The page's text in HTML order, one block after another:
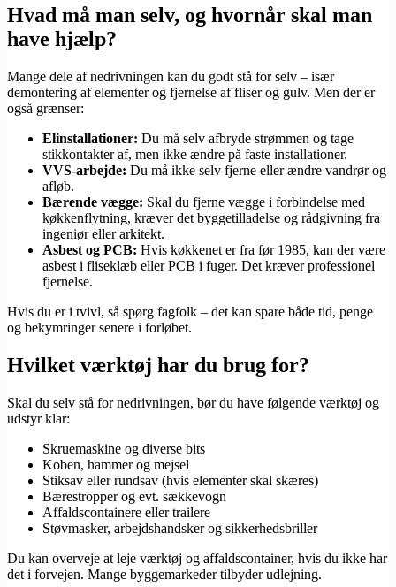
Hvad må man selv, og hvornår skal man
have hjælp?
Mange dele af nedrivningen kan du godt stå for selv – især
demontering af elementer og fjernelse af fliser og gulv. Men der er
også grænser:
Elinstallationer: Du må selv afbryde strømmen og tage
stikkontakter af, men ikke ændre på faste installationer.
VVS-arbejde: Du må ikke selv fjerne eller ændre vandrør og
afløb.
Bærende vægge: Skal du fjerne vægge i forbindelse med
køkkenflytning, kræver det byggetilladelse og rådgivning fra
ingeniør eller arkitekt.
Asbest og PCB: Hvis køkkenet er fra før 1985, kan der være
asbest i fliseklæb eller PCB i fuger. Det kræver professionel
fjernelse.
Hvis du er i tvivl, så spørg fagfolk – det kan spare både tid, penge
og bekymringer senere i forløbet.
Hvilket værktøj har du brug for?
Skal du selv stå for nedrivningen, bør du have følgende værktøj og
udstyr klar:
Skruemaskine og diverse bits
Koben, hammer og mejsel
Stiksav eller rundsav (hvis elementer skal skæres)
Bærestropper og evt. sækkevogn
Affaldscontainere eller trailere
Støvmasker, arbejdshandsker og sikkerhedsbriller
Du kan overveje at leje værktøj og affaldscontainer, hvis du ikke har
det i forvejen. Mange byggemarkeder tilbyder udlejning.